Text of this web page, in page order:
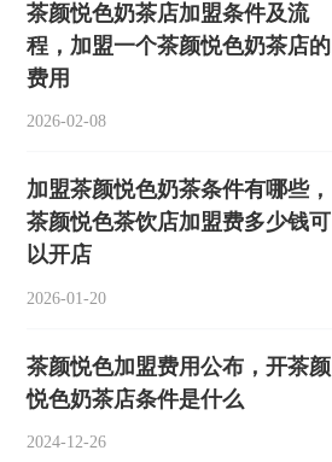
茶颜悦色奶茶店加盟条件及流
程，加盟一个茶颜悦色奶茶店的
费用
2026-02-08
加盟茶颜悦色奶茶条件有哪些，
茶颜悦色茶饮店加盟费多少钱可
以开店
2026-01-20
茶颜悦色加盟费用公布，开茶颜
悦色奶茶店条件是什么
2024-12-26